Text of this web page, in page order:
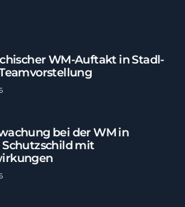
WM-Auftakt in Stadl-
bei der WM in
Schutzschild mit